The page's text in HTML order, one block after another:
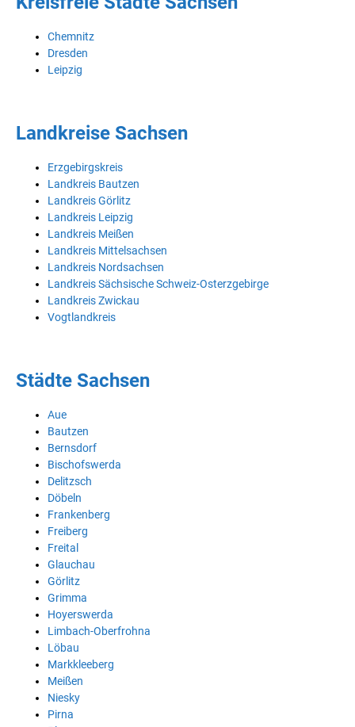
Chemnitz
Dresden
Leipzig
Landkreise Sachsen
Erzgebirgskreis
Landkreis Bautzen
Landkreis Görlitz
Landkreis Leipzig
Landkreis Meißen
Landkreis Mittelsachsen
Landkreis Nordsachsen
Landkreis Sächsische Schweiz-Osterzgebirge
Landkreis Zwickau
Vogtlandkreis
Städte Sachsen
Aue
Bautzen
Bernsdorf
Bischofswerda
Delitzsch
Döbeln
Frankenberg
Freiberg
Freital
Glauchau
Görlitz
Grimma
Hoyerswerda
Limbach-Oberfrohna
Löbau
Markkleeberg
Meißen
Niesky
Pirna